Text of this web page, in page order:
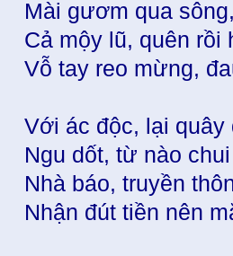
Mài gươm qua
Cả mộy lũ, quên rồi
Vỗ tay reo mừng,
Với ác độc, lại quây
Ngu dốt, từ nào
Nhà báo, truyền
Nhận đút tiền nên